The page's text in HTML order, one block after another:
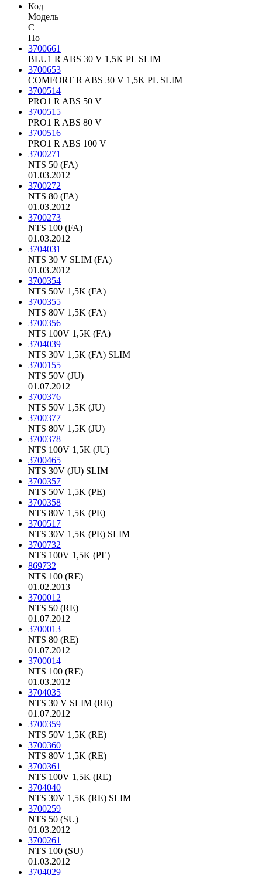
Код
Модель
С
По
3700661
BLU1 R ABS 30 V 1,5K PL SLIM
3700653
COMFORT R ABS 30 V 1,5K PL SLIM
3700514
PRO1 R ABS 50 V
3700515
PRO1 R ABS 80 V
3700516
PRO1 R ABS 100 V
3700271
NTS 50 (FA)
01.03.2012
3700272
NTS 80 (FA)
01.03.2012
3700273
NTS 100 (FA)
01.03.2012
3704031
NTS 30 V SLIM (FA)
01.03.2012
3700354
NTS 50V 1,5K (FA)
3700355
NTS 80V 1,5K (FA)
3700356
NTS 100V 1,5K (FA)
3704039
NTS 30V 1,5K (FA) SLIM
3700155
NTS 50V (JU)
01.07.2012
3700376
NTS 50V 1,5K (JU)
3700377
NTS 80V 1,5K (JU)
3700378
NTS 100V 1,5K (JU)
3700465
NTS 30V (JU) SLIM
3700357
NTS 50V 1,5K (PE)
3700358
NTS 80V 1,5K (PE)
3700517
NTS 30V 1,5K (PE) SLIM
3700732
NTS 100V 1,5K (PE)
869732
NTS 100 (RE)
01.02.2013
3700012
NTS 50 (RE)
01.07.2012
3700013
NTS 80 (RE)
01.07.2012
3700014
NTS 100 (RE)
01.03.2012
3704035
NTS 30 V SLIM (RE)
01.07.2012
3700359
NTS 50V 1,5K (RE)
3700360
NTS 80V 1,5K (RE)
3700361
NTS 100V 1,5K (RE)
3704040
NTS 30V 1,5K (RE) SLIM
3700259
NTS 50 (SU)
01.03.2012
3700261
NTS 100 (SU)
01.03.2012
3704029